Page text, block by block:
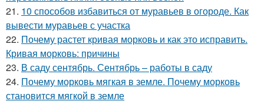
21. 10 способов избавиться от муравьев в огороде. Как
вывести муравьев с участка
22. Почему растет кривая морковь и как это исправить.
Кривая морковь: причины
23. В саду сентябрь. Сентябрь – работы в саду
24. Почему морковь мягкая в земле. Почему морковь
становится мягкой в земле